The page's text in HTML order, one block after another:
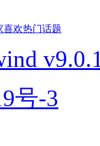
喜欢热门话题
号-3